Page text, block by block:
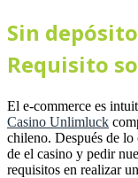
Sin
Requisito
El e-commerce es
Casino Unlimluck
chileno. Después de lo
de el casino y pedir
requisitos en realizar